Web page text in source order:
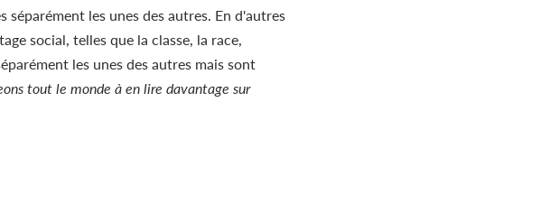
les unes des autres. En d'autres
social, telles que la classe, la race,
les unes des autres mais sont
tout le monde à en lire davantage sur